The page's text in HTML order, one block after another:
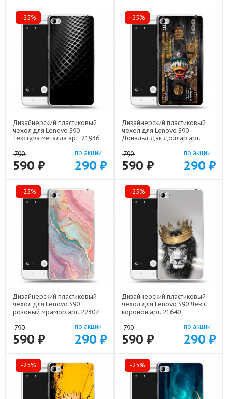
-25%
Дизайнерский пластиковый
чехол для Lenovo S90
Текстура металла арт: 21936
790
590 ₽
по акции
290 ₽
-25%
Дизайнерский пластиковый
чехол для Lenovo S90
Дональд Дак Доллар арт:
790
590 ₽
по акции
290 ₽
-25%
Дизайнерский пластиковый
чехол для Lenovo S90
розовый мрамор арт: 22307
790
590 ₽
по акции
290 ₽
-25%
Дизайнерский пластиковый
чехол для Lenovo S90 Лев с
короной арт: 21640
790
590 ₽
по акции
290 ₽
-25% -25%